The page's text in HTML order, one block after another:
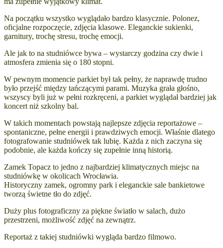
Na początku wszystko wyglądało bardzo klasycznie. Polonez,
oficjalne rozpoczęcie, zdjęcia klasowe. Eleganckie sukienki,
garnitury, trochę stresu, trochę emocji.
Ale jak to na studniówce bywa – wystarczy godzina czy dwie i
atmosfera zmienia się o 180 stopni.
W pewnym momencie parkiet był tak pełny, że naprawdę trudno
było przejść między tańczącymi parami. Muzyka grała głośno,
wszyscy byli już w pełni rozkręceni, a parkiet wyglądał bardziej jak
koncert niż szkolny bal.
W takich momentach powstają najlepsze zdjęcia reportażowe –
spontaniczne, pełne energii i prawdziwych emocji. Właśnie dlatego
fotografowanie studniówek tak lubię. Każda z nich zaczyna się
podobnie, ale każda kończy się zupełnie inną historią.
Zamek Topacz to jedno z najbardziej klimatycznych miejsc na
studniówkę w okolicach Wrocławia.
Historyczny zamek, ogromny park i eleganckie sale bankietowe
tworzą świetne tło do zdjęć.
Duży plus fotograficzny za piękne światło w salach, dużo
przestrzeni, możliwość zdjęć na zewnątrz.
Reportaż z takiej studniówki wygląda bardzo filmowo.